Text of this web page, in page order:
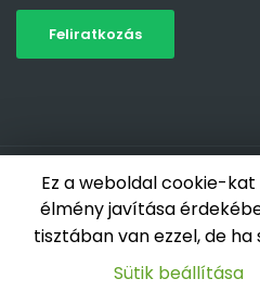
Minden jog fenntartva 2019-
Weboldal készítés:
Ez a weboldal cookie-
élmény javítása
tisztában van ezzel, de
Sütik beállítása